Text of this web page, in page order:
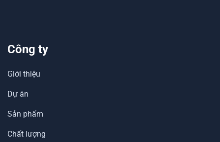
Công ty
Giới thiệu
Dự án
Sản phẩm
Chất lượng